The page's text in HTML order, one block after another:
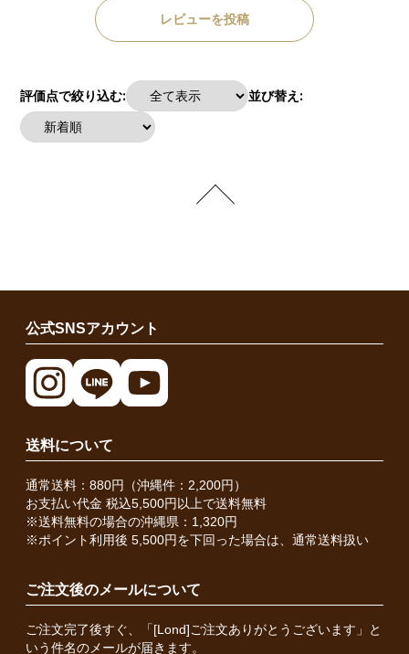
レビューを投稿
評価点で絞り込む: 並び替え:
公式SNSアカウント
送料について
通常送料：880円（沖縄件：2,200円）
お支払い代金 税込5,500円以上で送料無料
※送料無料の場合の沖縄県：1,320円
※ポイント利用後 5,500円を下回った場合は、通常送料扱い
ご注文後のメールについて
ご注文完了後すぐ、「[Lond]ご注文ありがとうございます」と
いう件名のメールが届きます。